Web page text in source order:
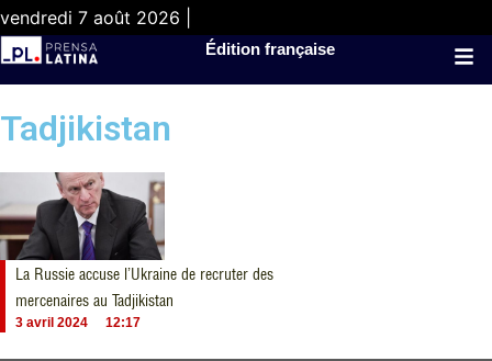
vendredi 7 août 2026 |
Édition française
Tadjikistan
La Russie accuse l’Ukraine de recruter des
mercenaires au Tadjikistan
3 avril 2024 12:17